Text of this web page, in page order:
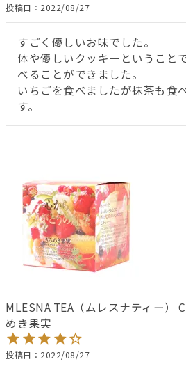
投稿日 2022/08/27
すごく優しいお味でした。
体や優しいクッキーということ
べることができました。
いちごを食べましたが抹茶も食
す。
MLESNA TEA（ムレスナティー）
めき果実
投稿日 2022/08/27